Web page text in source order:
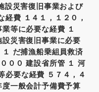
設災害復旧事業および
経費 １４１，１２０，
等に必要な経費 １
災害復旧事業に必要
だ捕漁船乗組員救済
００ 建設省所管 １ 河
必要な経費 ５７４，４
一般会計予備費予算